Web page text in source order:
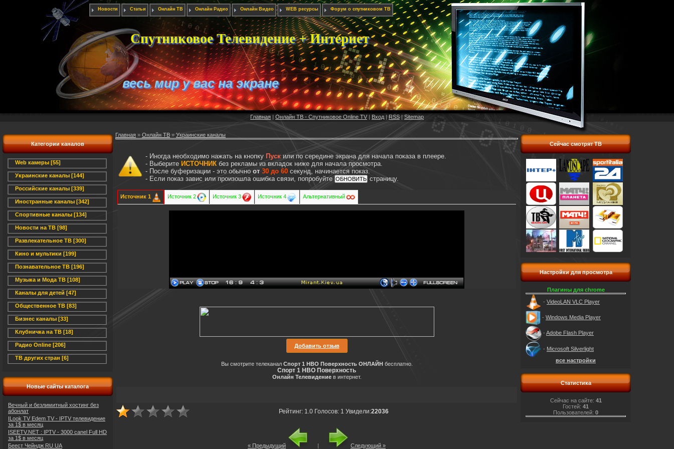
Новости Статьи Онлайн ТВ Онлайн Радио Онлайн Видео WEB ресурсы Форум о спутниковом ТВ
Спутниковое Телевидение + Интернет
весь мир у вас на экране
Главная | Онлайн ТВ - Спутниковое Online TV | Вход |RSS|Sitemap
Категории каналов
Web камеры [55]
Украинские каналы [144]
Российские каналы [339]
Иностранные каналы [342]
Спортивные каналы [134]
Новости на ТВ [98]
Развлекательное ТВ [300]
Кино и мультики [199]
Познавательное ТВ [196]
Музыка и Мода ТВ [108]
Каналы для детей [47]
Общественное ТВ [83]
Бизнес каналы [33]
Клубничка на ТВ [18]
Радио Online [206]
ТВ других стран [6]
Новые сайты каталога
Вечный и безлимитный хостинг без
абонлат
ILook TV Edem TV - IPTV телевидение
за 1$ в месяц
ISEETV.NET : IPTV - 3000 canel Full HD
за 1$ в месяц
Беест Чейндж RU UA
Главная » Онлайн ТВ » Украинские каналы
- Иногда необходимо нажать на кнопку Пускили по середине экрана для начала показа в плеере.
- Выберите ИСТОЧНИК без рекламы из вкладок ниже для начала просмотра.
- После буферизации - это обычно от 30 до 60 секунд, начинается показ.
- Если показ завис или произошла ошибка связи, попробуйте
страницу.
Источник 1 Источник 2 Источник 3 Источник 4 Альтернативный
Добавить отзыв
Вы смотрите телеканал Спорт 1 НВО Поверхность ОНЛАЙН бесплатно.
Спорт 1 НВО Поверхность
Онлайн Телевидениев интернет.
Рейтинг: 1.0 Голосов: 1 Увидели:22036
« Предыдущий | Следующий »
Сейчас смотрят ТВ
Настройки для просмотра
Плагины для chrome
- VideoLAN VLC Player
- Windows Media Player
- Adobe Flash Player
- Microsoft Silverlight
все настройки
Статистика
Сейчас на сайте: 41
Гостей: 41
Пользователей: 0